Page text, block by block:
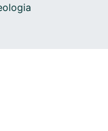
tot el DD